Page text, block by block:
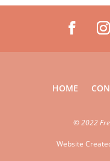
HOME
©2022
Website